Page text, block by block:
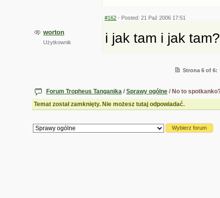
worton
Użytkownik
#162 - Posted: 21 Paź 2006 17:51
i jak tam i jak
Strona 6 of
Forum Tropheus Tanganika / Sprawy ogólne / No to
Temat został zamknięty. Nie możesz tutaj odpowiadać.